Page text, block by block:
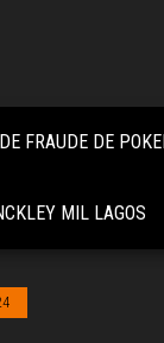
FRAUDE DE
MIL LAGOS